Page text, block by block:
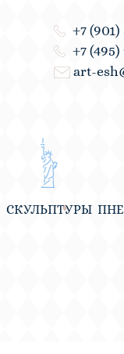
+7
+7
art-
СКУЛЬПТУРЫ